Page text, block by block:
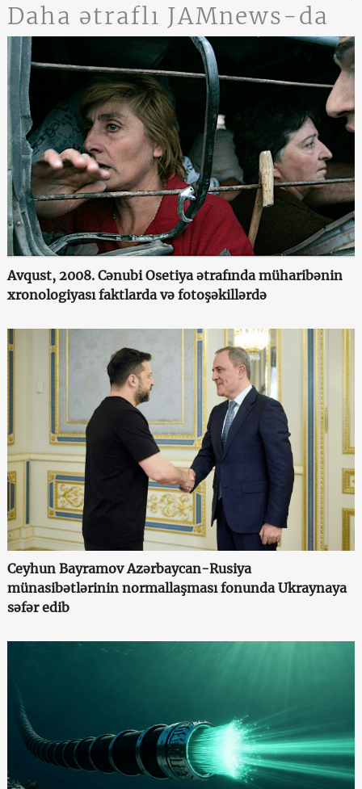
Daha ətraflı JAMnews-da
Avqust, 2008. Cənubi Osetiya ətrafında müharibənin
xronologiyası faktlarda və fotoşəkillərdə
Ceyhun Bayramov Azərbaycan-Rusiya
münasibətlərinin normallaşması fonunda Ukraynaya
səfər edib